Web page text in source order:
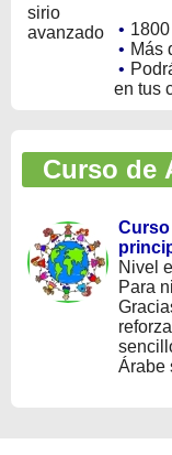
•
• Más
•
en tus
Curso de
Nivel
Para
Árabe